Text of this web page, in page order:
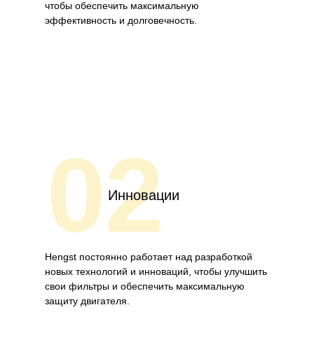
чтобы обеспечить максимальную
эффективность и долговечность.
02
Инновации
Hengst постоянно работает над разработкой
новых технологий и инноваций, чтобы улучшить
свои фильтры и обеспечить максимальную
защиту двигателя.